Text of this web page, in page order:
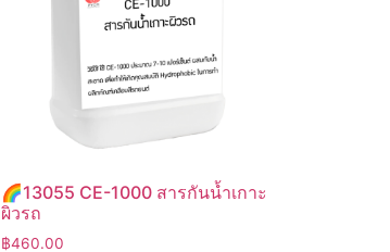
🌈13055 CE-1000 สารกันน้ำเกาะ
ผิวรถ
฿460.00